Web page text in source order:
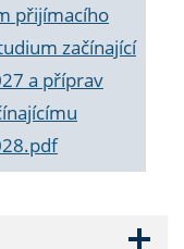
přijímacího
začínající
a příprav